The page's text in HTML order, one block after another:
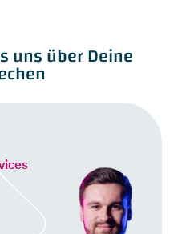
uns über Deine